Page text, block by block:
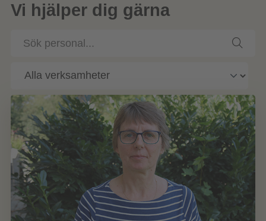
Vi hjälper dig gärna
personal